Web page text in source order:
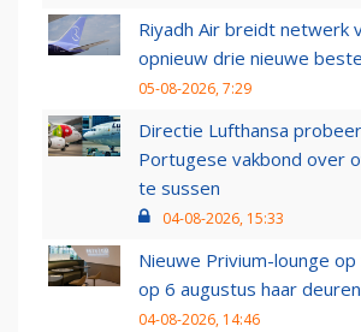
Riyadh Air breidt netwerk
opnieuw drie nieuwe
05-08-2026, 7:29
Directie Lufthansa
Portugese vakbond over
te sussen
04-08-2026, 15:33
Nieuwe Privium-lounge
op 6 augustus haar deuren
04-08-2026, 14:46